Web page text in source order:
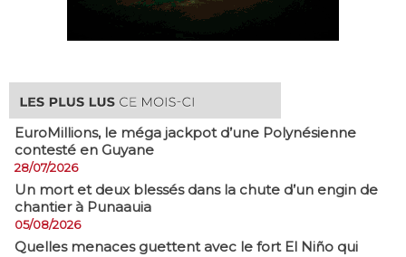
EuroMillions, ​le méga jackpot d’une Polynésienne
contesté en Guyane
28/07/2026
​Un mort et deux blessés dans la chute d’un engin de
chantier à Punaauia
05/08/2026
Quelles menaces guettent avec le fort El Niño qui